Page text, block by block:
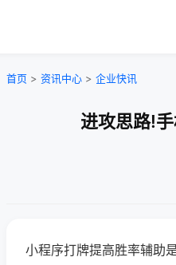
首页 > 资讯中心 > 企业快讯
进攻思路!
小程序打牌提高胜率辅助